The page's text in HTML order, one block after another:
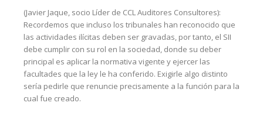
(Javier Jaque, socio Líder de CCL Auditores Consultores):
Recordemos que incluso los tribunales han reconocido que
las actividades ilícitas deben ser gravadas, por tanto, el SII
debe cumplir con su rol en la sociedad, donde su deber
principal es aplicar la normativa vigente y ejercer las
facultades que la ley le ha conferido. Exigirle algo distinto
sería pedirle que renuncie precisamente a la función para la
cual fue creado.